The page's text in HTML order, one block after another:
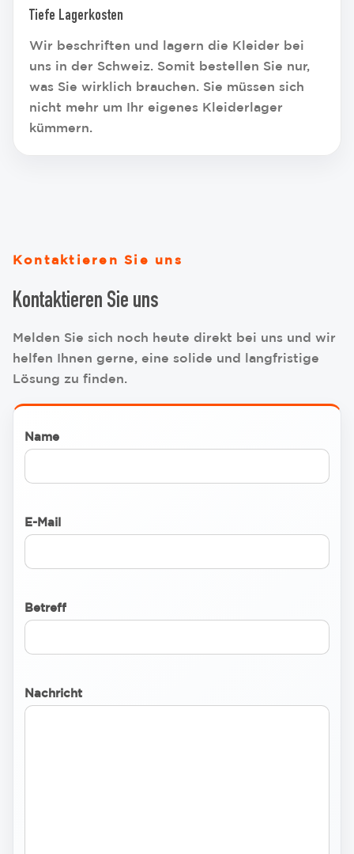
Tiefe Lagerkosten
Wir beschriften und lagern die Kleider bei
uns in der Schweiz. Somit bestellen Sie nur,
was Sie wirklich brauchen. Sie müssen sich
nicht mehr um Ihr eigenes Kleiderlager
kümmern.
Kontaktieren Sie uns
Kontaktieren Sie uns
Melden Sie sich noch heute direkt bei uns und wir
helfen Ihnen gerne, eine solide und langfristige
Lösung zu finden.
Name
E-Mail
Betreff
Nachricht